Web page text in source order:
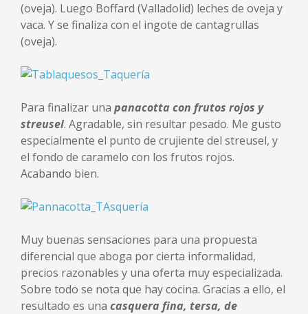
(oveja). Luego Boffard (Valladolid) leches de oveja y
vaca. Y se finaliza con el ingote de cantagrullas
(oveja).
Para finalizar una panacotta con frutos rojos y
streusel. Agradable, sin resultar pesado. Me gusto
especialmente el punto de crujiente del streusel, y
el fondo de caramelo con los frutos rojos.
Acabando bien.
Muy buenas sensaciones para una propuesta
diferencial que aboga por cierta informalidad,
precios razonables y una oferta muy especializada.
Sobre todo se nota que hay cocina. Gracias a ello, el
resultado es una casquera fina, tersa, de